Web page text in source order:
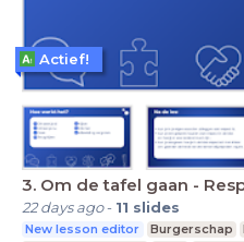
3. Om de tafel gaan -
22 days ago- 11 slides
New lesson editor Burgerschap
Actief!